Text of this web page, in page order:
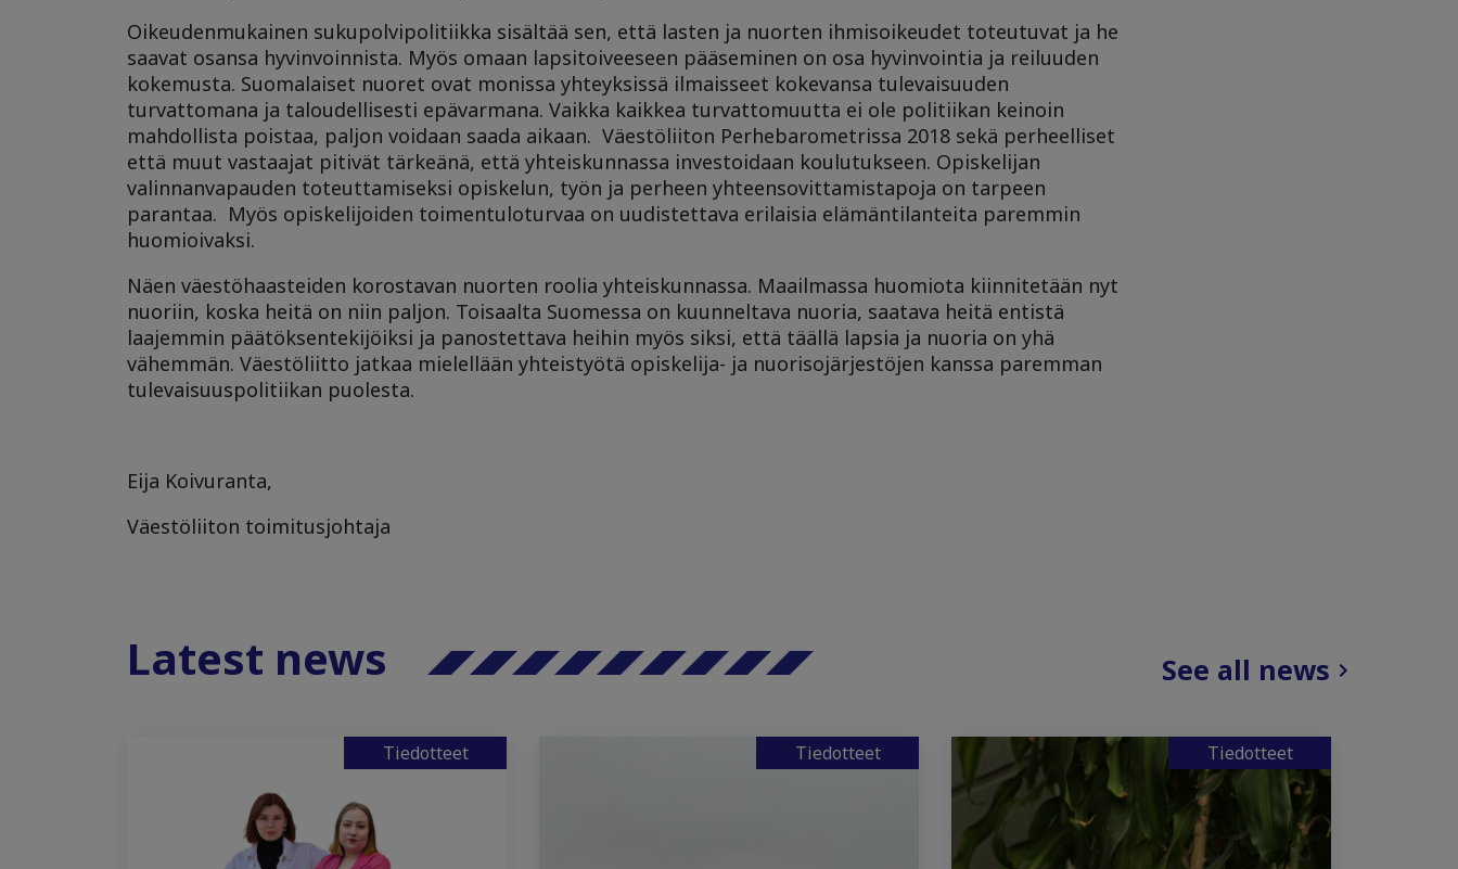
Oikeudenmukainen sukupolvipolitiikka sisältää sen, että lasten ja nuorten ihmisoikeudet toteutuvat ja he
saavat osansa hyvinvoinnista. Myös omaan lapsitoiveeseen pääseminen on osa hyvinvointia ja reiluuden
kokemusta. Suomalaiset nuoret ovat monissa yhteyksissä ilmaisseet kokevansa tulevaisuuden
turvattomana ja taloudellisesti epävarmana. Vaikka kaikkea turvattomuutta ei ole politiikan keinoin
mahdollista poistaa, paljon voidaan saada aikaan. Väestöliiton Perhebarometrissa 2018 sekä perheelliset
että muut vastaajat pitivät tärkeänä, että yhteiskunnassa investoidaan koulutukseen. Opiskelijan
valinnanvapauden toteuttamiseksi opiskelun, työn ja perheen yhteensovittamistapoja on tarpeen
parantaa. Myös opiskelijoiden toimentuloturvaa on uudistettava erilaisia elämäntilanteita paremmin
huomioivaksi.
Näen väestöhaasteiden korostavan nuorten roolia yhteiskunnassa. Maailmassa huomiota kiinnitetään nyt
nuoriin, koska heitä on niin paljon. Toisaalta Suomessa on kuunneltava nuoria, saatava heitä entistä
laajemmin päätöksentekijöiksi ja panostettava heihin myös siksi, että täällä lapsia ja nuoria on yhä
vähemmän. Väestöliitto jatkaa mielellään yhteistyötä opiskelija- ja nuorisojärjestöjen kanssa paremman
tulevaisuuspolitiikan puolesta.
Eija Koivuranta,
Väestöliiton toimitusjohtaja
Latest news See all news
Tiedotteet Tiedotteet Tiedotteet